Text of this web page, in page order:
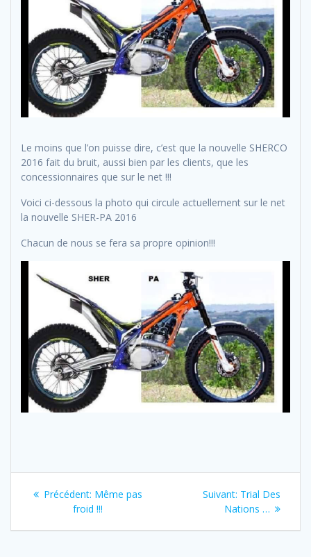
Le moins que l’on puisse dire, c’est que la nouvelle SHERCO
2016 fait du bruit, aussi bien par les clients, que les
concessionnaires que sur le net !!!
Voici ci-dessous la photo qui circule actuellement sur le net
la nouvelle SHER-PA 2016
Chacun de nous se fera sa propre opinion!!!
Navigation
Précédent: Previous
post:
Même pas
froid !!!
Suivant: Next
post:
Trial Des
Nations …